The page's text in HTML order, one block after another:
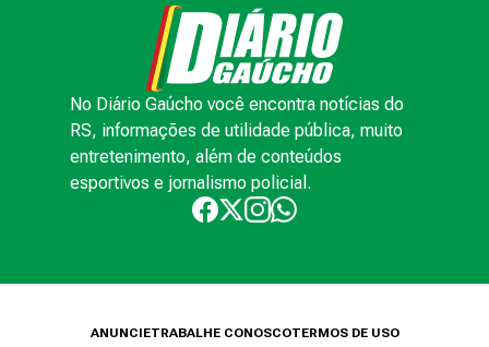
No Diário Gaúcho você encontra notícias do
RS, informações de utilidade pública, muito
entretenimento, além de conteúdos
esportivos e jornalismo policial.
ANUNCIETRABALHE CONOSCOTERMOS DE USO